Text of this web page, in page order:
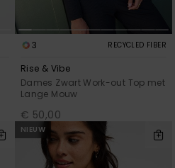
3 RECYCLED FIBER
Rise & Vibe
Dames Zwart Work-out Top met
Lange Mouw
€ 50,00
NIEUW